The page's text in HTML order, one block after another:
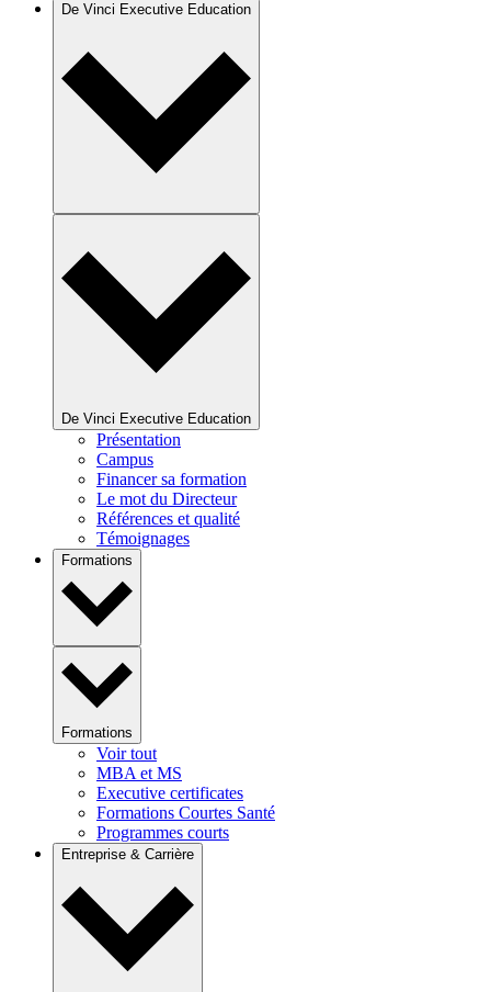
De Vinci Executive Education
De Vinci Executive Education
Présentation
Campus
Financer sa formation
Le mot du Directeur
Références et qualité
Témoignages
Formations
Formations
Voir tout
MBA et MS
Executive certificates
Formations Courtes Santé
Programmes courts
Entreprise & Carrière